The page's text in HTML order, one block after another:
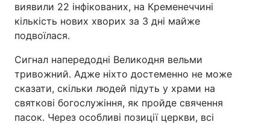
виявили 22 інфікованих, на Кременеччині
кількість нових хворих за 3 дні майже
подвоїлася.
Сигнал напередодні Великодня вельми
тривожний. Адже ніхто достеменно не може
сказати, скільки людей підуть у храми на
святкові богослужіння, як пройде свячення
пасок. Через особливі позиції церкви, всі